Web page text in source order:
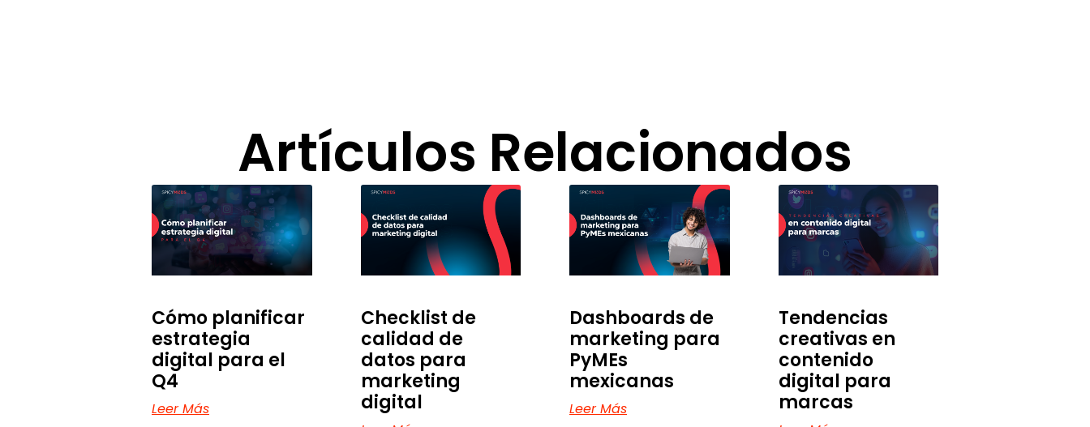
Artículos Relacionados
Cómo planificar
estrategia
digital para el
Q4
Leer Más
Checklist de
calidad de
datos para
marketing
digital
Dashboards de
marketing para
PyMEs
mexicanas
Leer Más
Tendencias
creativas en
contenido
digital para
marcas